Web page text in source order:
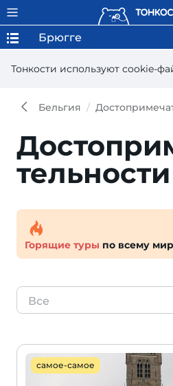
Тонкости используют сookie-
Брюгге
Бельгия
Горящие туры по всему
Все
самое-самое